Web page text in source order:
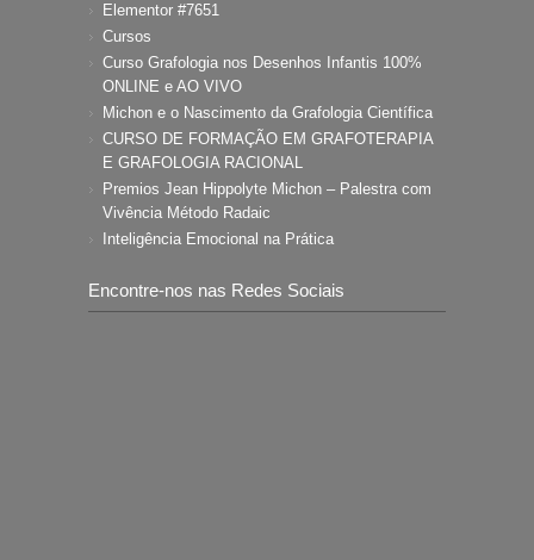
Elementor #7651
Cursos
Curso Grafologia nos Desenhos Infantis 100%
ONLINE e AO VIVO
Michon e o Nascimento da Grafologia Científica
CURSO DE FORMAÇÃO EM GRAFOTERAPIA
E GRAFOLOGIA RACIONAL
Premios Jean Hippolyte Michon – Palestra com
Vivência Método Radaic
Inteligência Emocional na Prática
Encontre-nos nas Redes Sociais